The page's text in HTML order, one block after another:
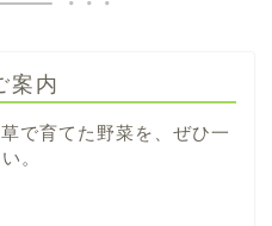
案内
で育てた野菜を、ぜひ一
。